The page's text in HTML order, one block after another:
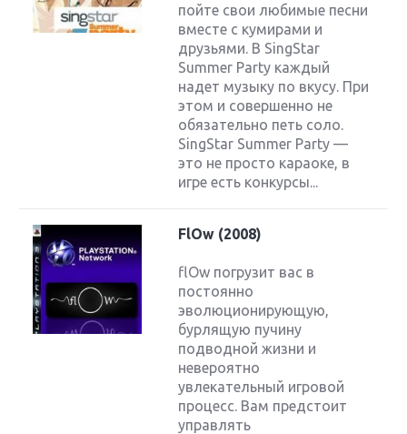
пойте свои любимые песни
вместе с кумирами и
друзьями. В SingStar
Summer Party каждый
надет музыку по вкусу. При
этом и совершенно не
обязательно петь соло.
SingStar Summer Party —
это не просто караоке, в
игре есть конкурсы...
FlOw (2008)
flOw погрузит вас в
постоянно
эволюционирующую,
бурлящую пучину
подводной жизни и
невероятно
увлекательный игровой
процесс. Вам предстоит
управлять